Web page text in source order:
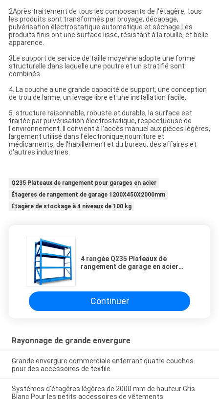
2Après traitement de tous les composants de l'étagère, tous
les produits sont transformés par broyage, décapage,
pulvérisation électrostatique automatique et séchage.Les
produits finis ont une surface lisse, résistant à la rouille, et belle
apparence.
3Le support de service de taille moyenne adopte une forme
structurelle dans laquelle une poutre et un stratifié sont
combinés.
4. La couche a une grande capacité de support, une conception
de trou de larme, un levage libre et une installation facile.
5. structure raisonnable, robuste et durable, la surface est
traitée par pulvérisation électrostatique, respectueuse de
l'environnement. Il convient à l'accès manuel aux pièces légères,
largement utilisé dans l'électronique,nourriture et
médicaments, de l'habillement et du bureau, des affaires et
d'autres industries.
Q235 Plateaux de rangement pour garages en acier
Étagères de rangement de garage 1200X450X2000mm
Étagère de stockage à 4 niveaux de 100 kg
4 rangée Q235 Plateaux de
rangement de garage en acier
Continuer
Rayonnage de grande envergure
Grande envergure commerciale enterrant quatre couches
pour des accessoires de textile
Systèmes d'étagères légères de 2000 mm de hauteur Gris
Blanc Pour les petits accessoires de vêtements